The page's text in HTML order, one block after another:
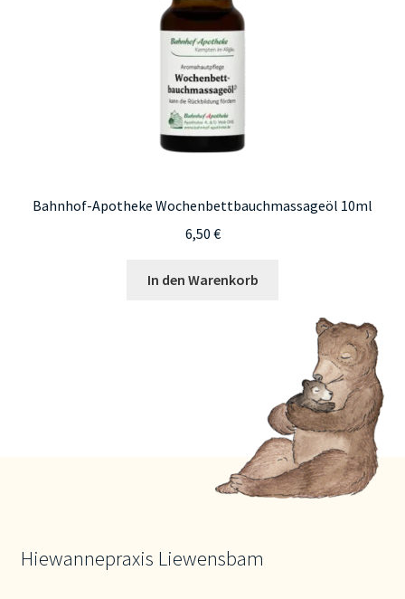
Bahnhof-Apotheke Wochenbettbauchmassageöl 10ml
6,50 €
In den Warenkorb
Hiewannepraxis Liewensbam